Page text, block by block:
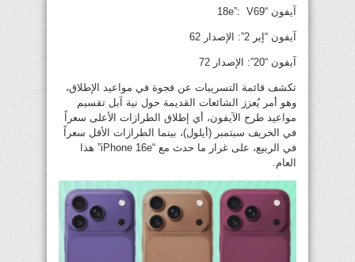
آيفون “18e”: V69
آيفون “إير 2”: الإصدار 62
آيفون “20”: الإصدار 72
تكشف قائمة التسريبات عن فجوة في مواعيد الإطلاق،
وهو أمر يُعزز الشائعات القديمة حول نية آبل تقسيم
مواعيد طرح الآيفون، أي إطلاق الطرازات الأعلى سعراً
في الخريف سبتمبر (أيلول)، بينما الطرازات الأقل سعراً
في الربيع، على غرار ما حدث مع “iPhone 16e” هذا
العام.